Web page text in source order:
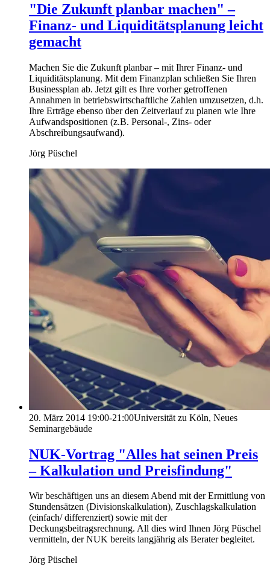
"Die Zukunft planbar machen" –
Finanz- und Liquiditätsplanung leicht
gemacht
Machen Sie die Zukunft planbar – mit Ihrer Finanz- und
Liquiditätsplanung. Mit dem Finanzplan schließen Sie Ihren
Businessplan ab. Jetzt gilt es Ihre vorher getroffenen
Annahmen in betriebswirtschaftliche Zahlen umzusetzen, d.h.
Ihre Erträge ebenso über den Zeitverlauf zu planen wie Ihre
Aufwandspositionen (z.B. Personal-, Zins- oder
Abschreibungsaufwand).
Jörg Püschel
20. März 2014 19:00-21:00Universität zu Köln, Neues
Seminargebäude
NUK-Vortrag "Alles hat seinen Preis
– Kalkulation und Preisfindung"
Wir beschäftigen uns an diesem Abend mit der Ermittlung von
Stundensätzen (Divisionskalkulation), Zuschlagskalkulation
(einfach/ differenziert) sowie mit der
Deckungsbeitragsrechnung. All dies wird Ihnen Jörg Püschel
vermitteln, der NUK bereits langjährig als Berater begleitet.
Jörg Püschel